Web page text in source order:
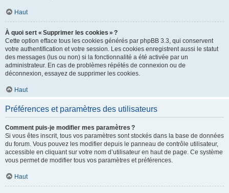
Haut
À quoi sert « Supprimer les cookies » ?
Cette option efface tous les cookies générés par phpBB 3.3, qui conservent
votre authentification et votre session. Les cookies enregistrent aussi le statut
des messages (lus ou non) si la fonctionnalité a été activée par un
administrateur. En cas de problèmes répétés de connexion ou de
déconnexion, essayez de supprimer les cookies.
Haut
Préférences et paramètres des utilisateurs
Comment puis-je modifier mes paramètres ?
Si vous êtes inscrit, tous vos paramètres sont stockés dans la base de données
du forum. Vous pouvez les modifier depuis le panneau de contrôle utilisateur,
accessible en cliquant sur votre nom d’utilisateur en haut de page. Ce système
vous permet de modifier tous vos paramètres et préférences.
Haut